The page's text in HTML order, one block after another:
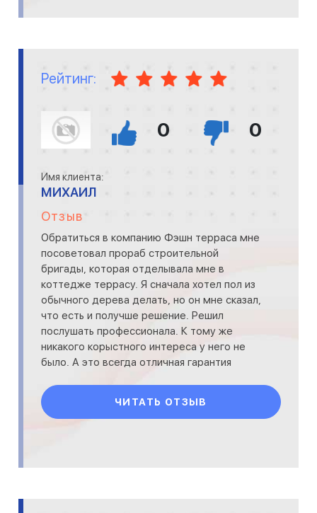
Рейтинг:
0 0
Имя клиента:
МИХАИЛ
Отзыв
Обратиться в компанию Фэшн терраса мне
посоветовал прораб строительной
бригады, которая отделывала мне в
коттедже террасу. Я сначала хотел пол из
обычного дерева делать, но он мне сказал,
что есть и получше решение. Решил
послушать профессионала. К тому же
никакого корыстного интереса у него не
было. А это всегда отличная гарантия
ЧИТАТЬ ОТЗЫВ